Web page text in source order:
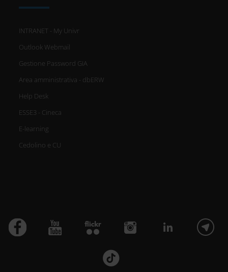
INTRANET - My Univr
Outlook Webmail
Gestione Password GIA
Area amministrativa - dbERW
Help Desk
ESSE3 - Cineca
E-learning
Cedolino e CU